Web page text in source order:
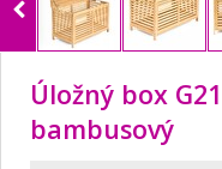
Úložný box
bambusový